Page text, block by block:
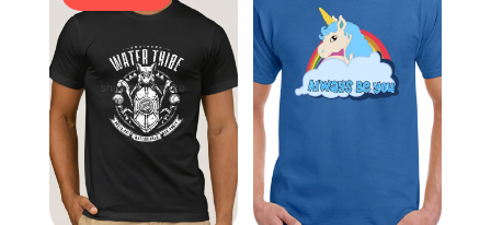
7,35$.4,26$. 12,41$.